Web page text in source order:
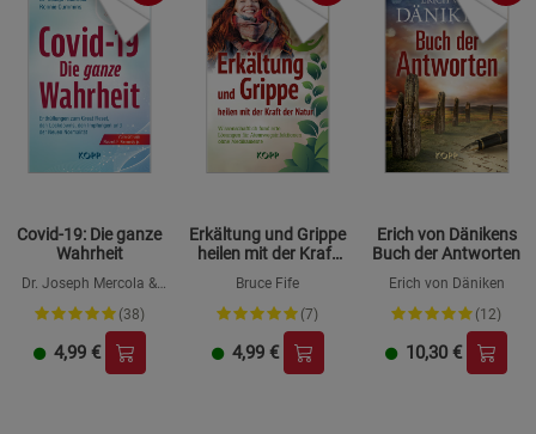
Covid-19: Die ganze
Wahrheit
Dr. Joseph Mercola &
Ronnie Cummins
(38)
4,99 €
Erkältung und Grippe
heilen mit der Kraft
Bruce Fife
(7)
4,99 €
Erich von Dänikens
Buch der Antworten
Erich von Däniken
(12)
10,30 €